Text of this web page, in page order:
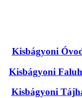
Kisbágyoni
Kisbágyoni
Kisbágyoni